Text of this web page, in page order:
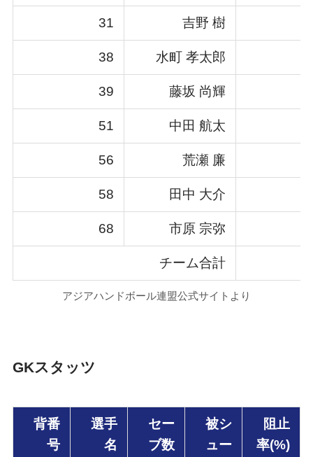
31 吉野 樹
38 水町 孝太郎
39 藤坂 尚輝
51 中田 航太
56 荒瀬 廉
58 田中 大介
68 市原 宗弥
チーム合計
アジアハンドボール連盟公式サイトより
GKスタッツ
背番
号
選手
名
セー
ブ数
被シ
ュー
阻止
率(%)